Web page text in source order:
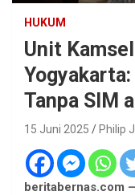
HUKUM
Unit
Tanpa SIM
15 Juni 2025 Philip
beritabernas.com –